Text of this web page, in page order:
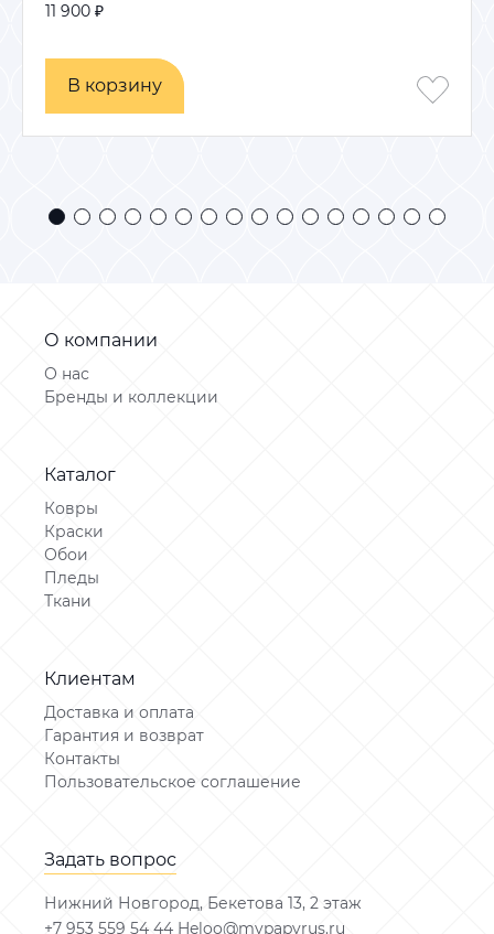
11 900 ₽
В корзину
В корзину
О компании
О нас
Бренды и коллекции
Каталог
Ковры
Краски
Обои
Пледы
Ткани
Клиентам
Доставка и оплата
Гарантия и возврат
Контакты
Пользовательское соглашение
Задать вопрос
Нижний Новгород, Бекетова 13, 2 этаж
+7 953 559 54 44 Heloo@mypapyrus.ru